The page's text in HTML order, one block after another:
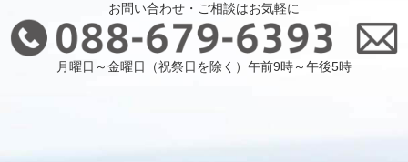
お問い合わせ・ご相談はお気軽に
月曜日～金曜日（祝祭日を除く）午前9時～午後5時